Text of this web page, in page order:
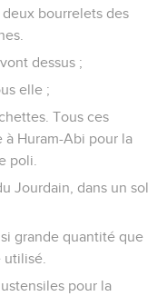
bourrelets des
dessus ;
elle ;
Tous ces
à Huram-Abi pour la
poli.
Jourdain, dans un sol
grande quantité que
pour la